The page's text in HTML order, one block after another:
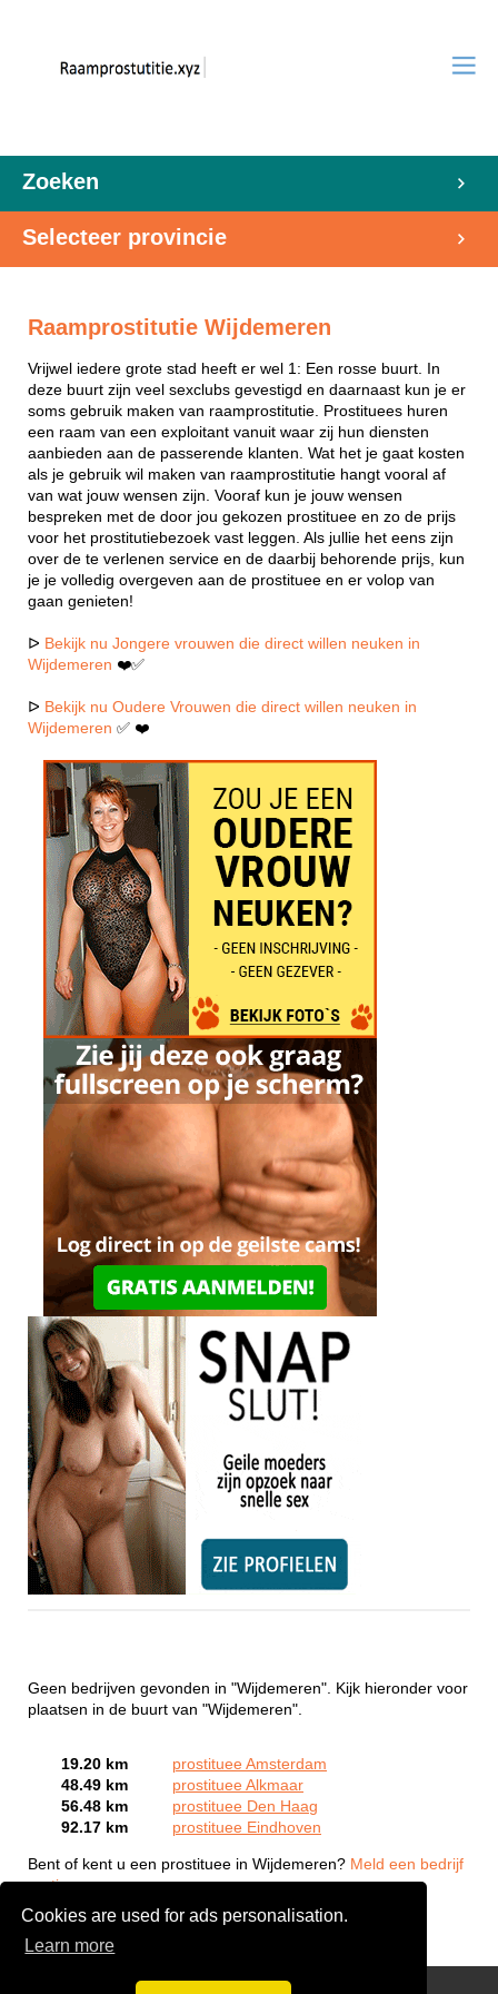
Cookies are used for ads personalisation.
Learn more
Zoeken
Selecteer provincie
Raamprostitutie Wijdemeren
Vrijwel iedere grote stad heeft er wel 1: Een rosse buurt. In
deze buurt zijn veel sexclubs gevestigd en daarnaast kun je er
soms gebruik maken van raamprostitutie. Prostituees huren
een raam van een exploitant vanuit waar zij hun diensten
aanbieden aan de passerende klanten. Wat het je gaat kosten
als je gebruik wil maken van raamprostitutie hangt vooral af
van wat jouw wensen zijn. Vooraf kun je jouw wensen
bespreken met de door jou gekozen prostituee en zo de prijs
voor het prostitutiebezoek vast leggen. Als jullie het eens zijn
over de te verlenen service en de daarbij behorende prijs, kun
je je volledig overgeven aan de prostituee en er volop van
gaan genieten!
ᐅ Bekijk nu Jongere vrouwen die direct willen neuken in
Wijdemeren ❤️✅
ᐅ Bekijk nu Oudere Vrouwen die direct willen neuken in
Wijdemeren ✅ ❤️
Geen bedrijven gevonden in "Wijdemeren". Kijk hieronder voor
plaatsen in de buurt van "Wijdemeren".
19.20 km
prostituee Amsterdam
48.49 km
prostituee Alkmaar
56.48 km
prostituee Den Haag
92.17 km
prostituee Eindhoven
Bent of kent u een prostituee in Wijdemeren? Meld een bedrijf
gratis aan